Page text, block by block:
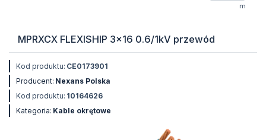
m
MPRXCX FLEXISHIP 3x16 0.6/1kV przewód
Kod produktu: CE0173901
Producent: Nexans Polska
Kod produktu: 10164626
Kategoria: Kable okrętowe